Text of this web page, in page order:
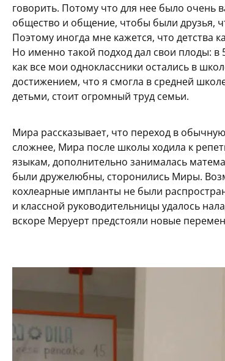
говорить. Потому что для нее было очень
общество и общение, чтобы были друзья,
Поэтому иногда мне кажется, что детства
Но именно такой подход дал свои плоды:
как все мои одноклассники остались в
достижением, что я смогла в средней
детьми, стоит огромный труд семьи.
Мира рассказывает, что переход в
сложнее, Мира после школы ходила к
языкам, дополнительно занималась
были дружелюбны, сторонились Миры.
кохлеарные импланты не были
и классной руководительницы удалось
вскоре Меруерт предстояли новые